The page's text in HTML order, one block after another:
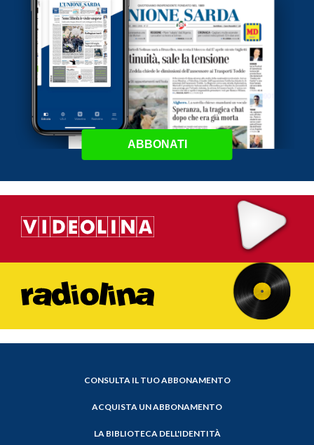
ABBONATI
CONSULTA IL TUO ABBONAMENTO
ACQUISTA UN ABBONAMENTO
LA BIBLIOTECA DELL'IDENTITÀ